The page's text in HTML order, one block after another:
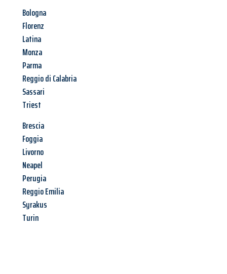
Bologna
Florenz
Latina
Monza
Parma
Reggio di Calabria
Sassari
Triest
Brescia
Foggia
Livorno
Neapel
Perugia
Reggio Emilia
Syrakus
Turin